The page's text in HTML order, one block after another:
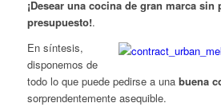
¡Desear una cocina de gran marca sin
presupuesto!.
En síntesis,
disponemos de
todo lo que puede pedirse a una buena
sorprendentemente asequible.